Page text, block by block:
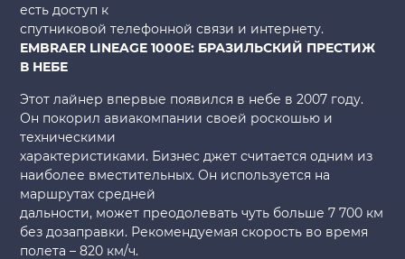
есть доступ к
спутниковой телефонной связи и интернету.
EMBRAER LINEAGE 1000E: БРАЗИЛЬСКИЙ ПРЕСТИЖ
В НЕБЕ
Этот лайнер впервые появился в небе в 2007 году.
Он покорил авиакомпании своей роскошью и
техническими
характеристиками. Бизнес джет считается одним из
наиболее вместительных. Он используется на
маршрутах средней
дальности, может преодолевать чуть больше 7 700 км
без дозаправки. Рекомендуемая скорость во время
полета – 820 км/ч.